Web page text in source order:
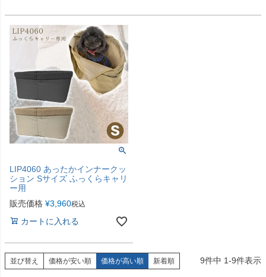
LIP4060 あったかインナークッ
ション Sサイズ ふっくらキャリ
ー用
販売価格 ¥3,960税込
カートに入れる
並び替え 価格が安い順 価格が高い順 新着順 9件中 1-9件表示